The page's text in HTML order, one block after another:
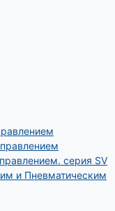
серия SV
и Пневматическим